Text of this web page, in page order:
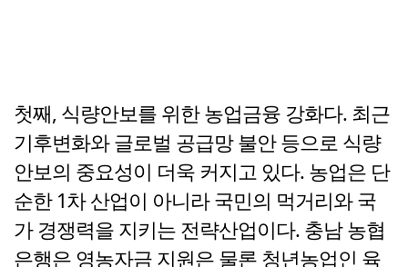
첫째, 식량안보를 위한 농업금융 강화다. 최근
기후변화와 글로벌 공급망 불안 등으로 식량
안보의 중요성이 더욱 커지고 있다. 농업은 단
순한 1차 산업이 아니라 국민의 먹거리와 국
가 경쟁력을 지키는 전략산업이다. 충남 농협
은행은 영농자금 지원은 물론 청년농업인 육